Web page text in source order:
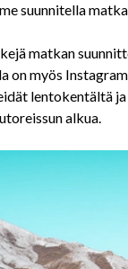
suunnitella
matkan
on myös
lentokentältä
alkua.